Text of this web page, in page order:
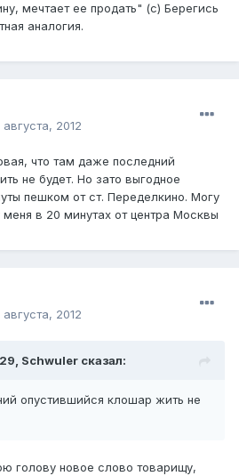
мечтает ее продать" (с) Берегись
аналогия.
августа, 2012
что там даже последний
не будет. Но зато выгодное
пешком от ст. Переделкино. Могу
меня в 20 минутах от центра Москвы
августа, 2012
Schwuler сказал:
опустившийся клошар жить не
голову новое слово товарищу,